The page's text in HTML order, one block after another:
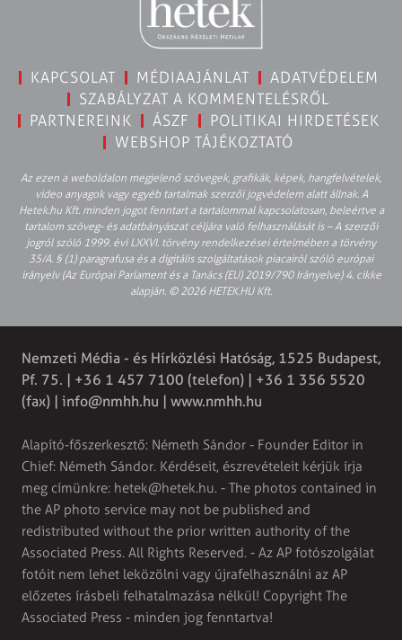
KAPCSOLAT MÉDIAAJÁNLAT
ADATVÉDELEM
SZABÁLYZAT A KOMMENTELÉSRŐL
PARTNEREINK
ÁSZF
POLITIKAI HIRDETÉSEK
WEBSHOP TÁJÉKOZTATÓ
Az ezen a weboldalon megjelenő szövegek, grafikák, képek, hangfelvételek,
video anyagok vagy egyéb tartalmak szerzői jogvédelem alatt állnak. A
Hetek.hu Kft. minden jogot fenntart a tartalommal kapcsolatosan, beleértve a
tartalom szöveg- és adatbányászat céljára való felhasználását is – A szerzői
jogról szóló 1999. évi LXXVI. törvény rendelkezései értelmében a törvény
35/A. § (1) paragrafusa és a digitális szolgáltatások piacairól szóló európai
irányelv (Az Európai Parlament és a Tanács (EU) 2019/790 Irányelve) 4. cikke
alapján. © 2026 HETEK.HU Kft.
Nemzeti Média - és Hírközlési Hatóság, 1525 Budapest,
Pf. 75. | +36 1 457 7100 (telefon) | +36 1 356 5520
(fax) | info@nmhh.hu | www.nmhh.hu
Alapító-főszerkesztő: Németh Sándor - Founder Editor in
Chief: Németh Sándor. Kérdéseit, észrevételeit kérjük írja
meg címünkre: hetek@hetek.hu. - The photos contained in
the AP photo service may not be published and
redistributed without the prior written authority of the
Associated Press. All Rights Reserved. - Az AP fotószolgálat
fotóit nem lehet leközölni vagy újrafelhasználni az AP
előzetes írásbeli felhatalmazása nélkül! Copyright The
Associated Press - minden jog fenntartva!